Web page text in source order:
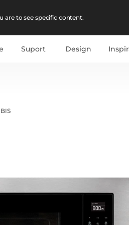
are to see specific content.
Suport Design